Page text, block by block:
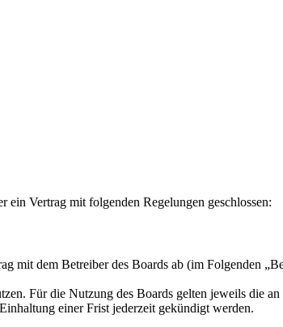
Vertrag mit folgenden Regelungen geschlossen:
dem Betreiber des Boards ab (im Folgenden
Für die Nutzung des Boards gelten jeweils die
einer Frist jederzeit gekündigt werden.